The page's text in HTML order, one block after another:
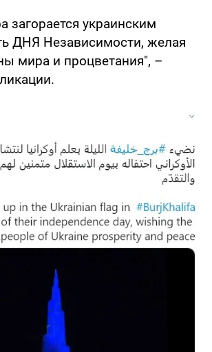
загорается украинским
ДНЯ Независимости, желая
мира и процветания", –